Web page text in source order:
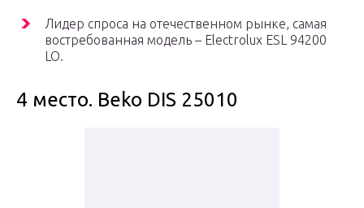
Лидер спроса на отечественном рынке, самая
востребованная модель – Electrolux ESL 94200
LO.
4 место. Beko DIS 25010